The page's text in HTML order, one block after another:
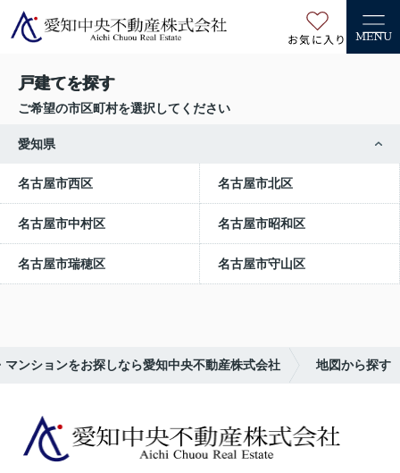
お気に入り MENU
戸建てを探す
ご希望の市区町村を選択してください
愛知県
名古屋市西区 名古屋市北区
名古屋市中村区 名古屋市昭和区
名古屋市瑞穂区 名古屋市守山区
ンションをお探しなら愛知中央不動産株式会社 地図から探す